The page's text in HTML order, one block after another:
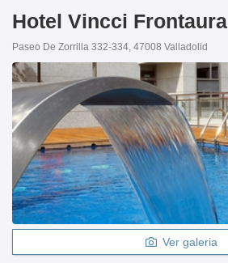
Hotel Vincci Frontaura
Paseo De Zorrilla 332-334, 47008 Valladolid
Ver galeria